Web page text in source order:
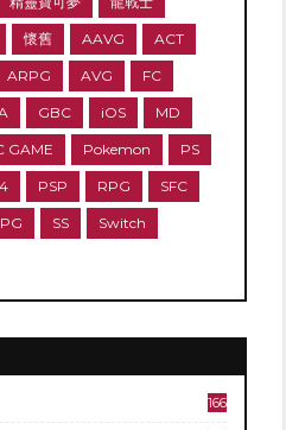
懷舊 AAVG ACT
ARPG AVG FC
GBC iOS MD
GAME Pokemon PS
PSP RPG SFC
SS Switch
166